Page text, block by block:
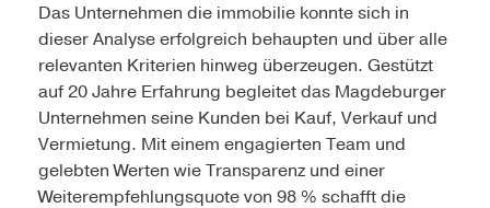
Das Unternehmen die immobilie konnte sich in
dieser Analyse erfolgreich behaupten und über alle
relevanten Kriterien hinweg überzeugen. Gestützt
auf 20 Jahre Erfahrung begleitet das Magdeburger
Unternehmen seine Kunden bei Kauf, Verkauf und
Vermietung. Mit einem engagierten Team und
gelebten Werten wie Transparenz und einer
Weiterempfehlungsquote von 98 % schafft die